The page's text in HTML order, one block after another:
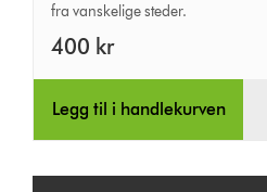
steder
fra vanskelige steder.
400 kr
Legg til i handlekurven